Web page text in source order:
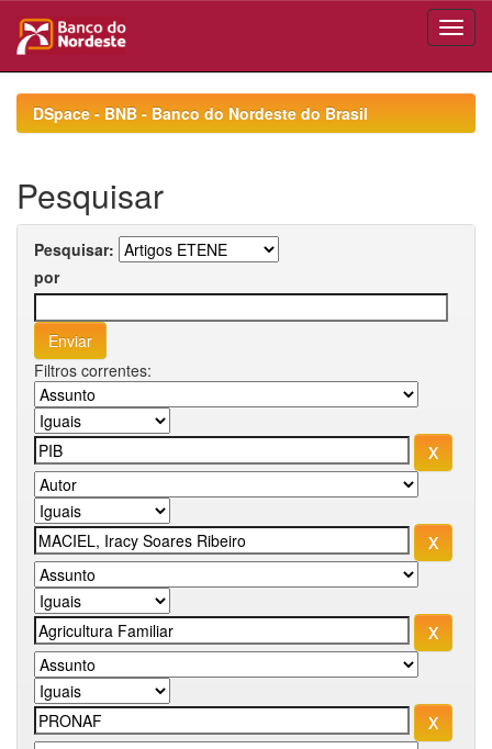
navigationDSpace - BNB - Banco do Nordeste do Brasil
Pesquisar
Pesquisar:
por
Filtros correntes: